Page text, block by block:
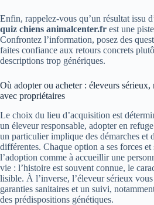
Enfin, rappelez-vous qu’un résultat issu
quiz chiens animalcenter.fr est une
Confrontez l’information, posez des
faites confiance aux retours concrets
descriptions trop génériques.
Où adopter ou acheter : éleveurs sérieux,
avec propriétaires
Le choix du lieu d’acquisition est
un éleveur responsable, adopter en
un particulier implique des démarches et
différentes. Chaque option a ses forces et
l’adoption comme à accueillir une
vie : l’histoire est souvent connue, le
lisible. À l’inverse, l’éleveur sérieux
garanties sanitaires et un suivi,
des prédispositions génétiques.